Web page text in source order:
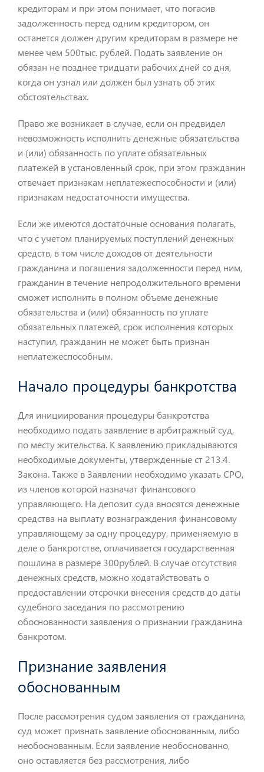
кредиторам и при этом понимает, что погасив
задолженность перед одним кредитором, он
останется должен другим кредиторам в размере не
менее чем 500тыс. рублей. Подать заявление он
обязан не позднее тридцати рабочих дней со дня,
когда он узнал или должен был узнать об этих
обстоятельствах.
Право же возникает в случае, если он предвидел
невозможность исполнить денежные обязательства
и (или) обязанность по уплате обязательных
платежей в установленный срок, при этом гражданин
отвечает признакам неплатежеспособности и (или)
признакам недостаточности имущества.
Если же имеются достаточные основания полагать,
что с учетом планируемых поступлений денежных
средств, в том числе доходов от деятельности
гражданина и погашения задолженности перед ним,
гражданин в течение непродолжительного времени
сможет исполнить в полном объеме денежные
обязательства и (или) обязанность по уплате
обязательных платежей, срок исполнения которых
наступил, гражданин не может быть признан
неплатежеспособным.
Начало процедуры банкротства
Для инициирования процедуры банкротства
необходимо подать заявление в арбитражный суд,
по месту жительства. К заявлению прикладываются
необходимые документы, утвержденные ст 213.4.
Закона. Также в Заявлении необходимо указать СРО,
из членов которой назначат финансового
управляющего. На депозит суда вносятся денежные
средства на выплату вознаграждения финансовому
управляющему за одну процедуру, применяемую в
деле о банкротстве, оплачивается государственная
пошлина в размере 300рублей. В случае отсутствия
денежных средств, можно ходатайствовать о
предоставлении отсрочки внесения средств до даты
судебного заседания по рассмотрению
обоснованности заявления о признании гражданина
банкротом.
Признание заявления
обоснованным
После рассмотрения судом заявления от гражданина,
суд может признать заявление обоснованным, либо
необоснованным. Если заявление необоснованно,
оно оставляется без рассмотрения, либо